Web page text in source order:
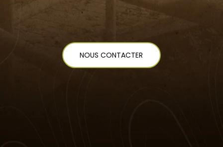
NOUS CONTACTER